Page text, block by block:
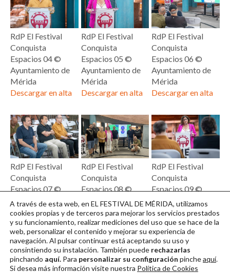
RdP El Festival
Conquista
Espacios 04 ©
Ayuntamiento de
Mérida
Descargar en alta
RdP El Festival
Conquista
Espacios 05 ©
Ayuntamiento de
Mérida
Descargar en alta
RdP El Festival
Conquista
Espacios 06 ©
Ayuntamiento de
Mérida
Descargar en alta
RdP El Festival
Conquista
Espacios 07 ©
Ayuntamiento de
Mérida
Descargar en alta
RdP El Festival
Conquista
Espacios 08 ©
Ayuntamiento de
Mérida
Descargar en alta
RdP El Festival
Conquista
Espacios 09 ©
Ayuntamiento de
Mérida
Descargar en alta
A través de esta web, en EL FESTIVAL DE MÉRIDA, utilizamos
cookies propias y de terceros para mejorar los servicios prestados
y su funcionamiento, realizar mediciones del uso que se hace de la
web, personalizar el contenido y mejorar su experiencia de
navegación. Al pulsar continuarestá aceptando su uso y
consintiendo su instalación. También puede rechazarlas
pinchando aquí. Para personalizar su configuración pincheaquí.
Si desea más información visite nuestra Política de Cookies